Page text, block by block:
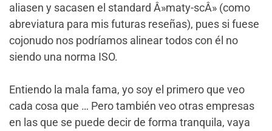
aliasen y sacasen el standard Â»maty-scÂ» (como
abreviatura para mis futuras reseñas), pues si fuese
cojonudo nos podríamos alinear todos con él no
siendo una norma ISO.
Entiendo la mala fama, yo soy el primero que veo
cada cosa que … Pero también veo otras empresas
en las que se puede decir de forma tranquila, vaya